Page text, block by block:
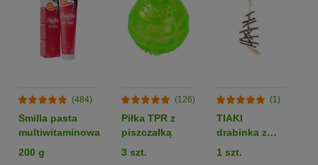
(484)
Smilla pasta
multiwitaminowa
200 g
(126)
Piłka TPR z
piszczałką
3 szt.
(1)
TIAKI
drabinka z
drewna
1 szt.